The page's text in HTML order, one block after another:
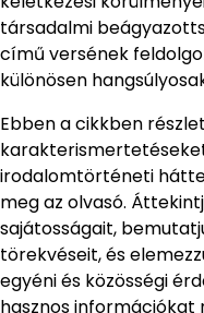
társadalmi
című versének
különösen
Ebben a cikkben
irodalomtörténeti
meg az olvasó.
sajátosságait,
törekvéseit, és
egyéni és közösségi
hasznos információkat